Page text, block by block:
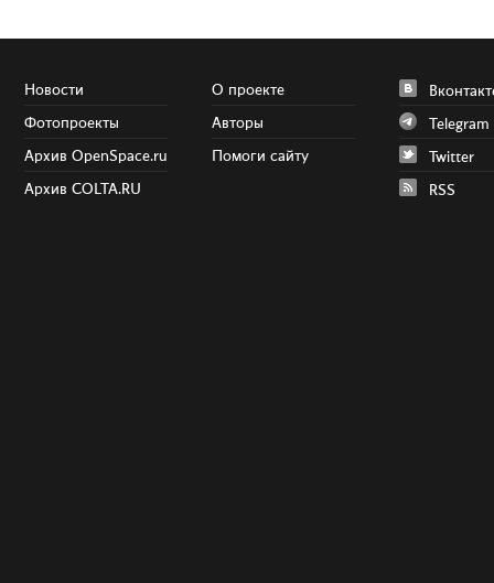
Новости
Фотопроекты
Архив OpenSpace.ru
Архив COLTA.RU
О проекте
Авторы
Помоги сайту
Telegram
Twitter
RSS